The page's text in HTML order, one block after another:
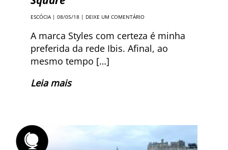
ESCÓCIA| 08/05/18 | DEIXE UM COMENTÁRIO
A marca Styles com certeza é minha
preferida da rede Ibis. Afinal, ao
mesmo tempo […]
Leia mais